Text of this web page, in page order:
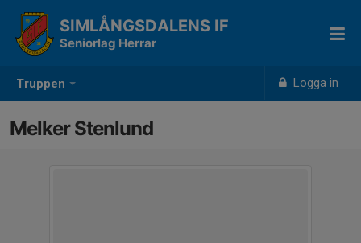
Truppen Logga in
SIMLÅNGSDALENS IF
Seniorlag Herrar
Melker Stenlund